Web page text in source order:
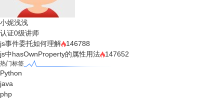
小妮浅浅
认证0级讲师
js事件委托如何理解
146788
js中hasOwnProperty的属性用法
147652
热门标签
Python
java
php